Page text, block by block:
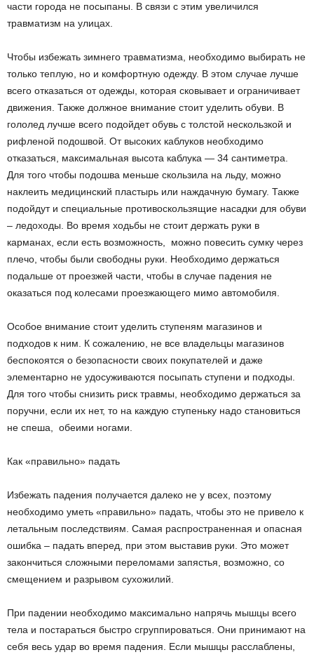
части города не посыпаны. В связи с этим увеличился
травматизм на улицах.
Чтобы избежать зимнего травматизма, необходимо выбирать не
только теплую, но и комфортную одежду. В этом случае лучше
всего отказаться от одежды, которая сковывает и ограничивает
движения. Также должное внимание стоит уделить обуви. В
гололед лучше всего подойдет обувь с толстой нескользкой и
рифленой подошвой. От высоких каблуков необходимо
отказаться, максимальная высота каблука — 3­4 сантиметра.
Для того чтобы подошва меньше скользила на льду, можно
наклеить медицинский пластырь или наждачную бумагу. Также
подойдут и специальные противоскользящие насадки для обуви
– ледоходы. Во время ходьбы не стоит держать руки в
карманах, если есть возможность, можно повесить сумку через
плечо, чтобы были свободны руки. Необходимо держаться
подальше от проезжей части, чтобы в случае падения не
оказаться под колесами проезжающего мимо автомобиля.
Особое внимание стоит уделить ступеням магазинов и
подходов к ним. К сожалению, не все владельцы магазинов
беспокоятся о безопасности своих покупателей и даже
элементарно не удосуживаются посыпать ступени и подходы.
Для того чтобы снизить риск травмы, необходимо держаться за
поручни, если их нет, то на каждую ступеньку надо становиться
не спеша, обеими ногами.
Как «правильно» падать
Избежать падения получается далеко не у всех, поэтому
необходимо уметь «правильно» падать, чтобы это не привело к
летальным последствиям. Самая распространенная и опасная
ошибка – падать вперед, при этом выставив руки. Это может
закончиться сложными переломами запястья, возможно, со
смещением и разрывом сухожилий.
При падении необходимо максимально напрячь мышцы всего
тела и постараться быстро сгруппироваться. Они принимают на
себя весь удар во время падения. Если мышцы расслаблены,